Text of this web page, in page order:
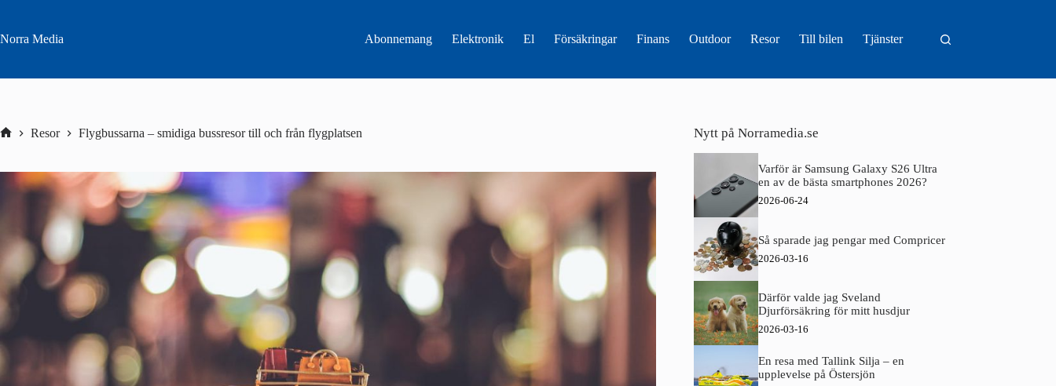
innehåll
Norra Media Abonnemang Elektronik El Försäkringar Finans Outdoor Resor Till bilen Tjänster
Resor Flygbussarna – smidiga bussresor till och från flygplatsen Nytt på Norramedia.se
Varför är Samsung Galaxy S26 Ultra
en av de bästa smartphones 2026?
2026-06-24
Så sparade jag pengar med Compricer
2026-03-16
Därför valde jag Sveland
Djurförsäkring för mitt husdjur
2026-03-16
En resa med Tallink Silja – en
upplevelse på Östersjön